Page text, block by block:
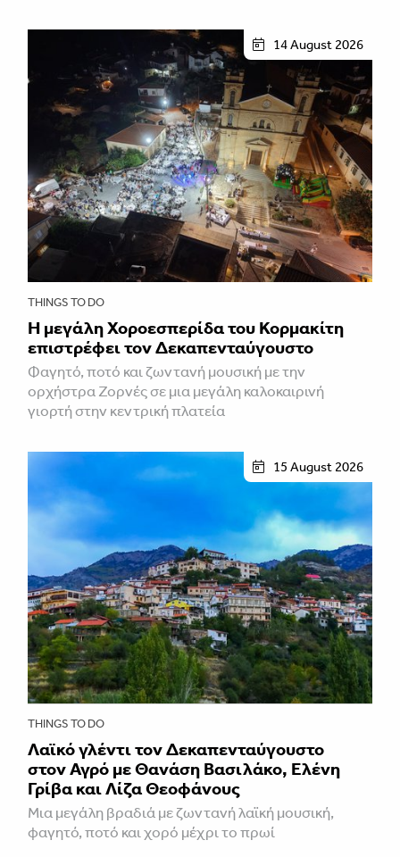
14 August 2026
THINGS TO DO
Η μεγάλη Χοροεσπερίδα του Κορμακίτη
επιστρέφει τον Δεκαπενταύγουστο
Φαγητό, ποτό και ζωντανή μουσική με την
ορχήστρα Ζορνές σε μια μεγάλη καλοκαιρινή
γιορτή στην κεντρική πλατεία
15 August 2026
THINGS TO DO
Λαϊκό γλέντι τον Δεκαπενταύγουστο
στον Αγρό με Θανάση Βασιλάκο, Ελένη
Γρίβα και Λίζα Θεοφάνους
Μια μεγάλη βραδιά με ζωντανή λαϊκή μουσική,
φαγητό, ποτό και χορό μέχρι το πρωί